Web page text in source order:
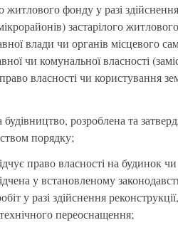
житлового фонду у разі
застарілого
влади чи органів місцевого
чи комунальної власності
власності чи користування
розроблена та
порядку;
право власності на будинок
у встановленому
у разі здійснення
переоснащення;